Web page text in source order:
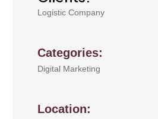
Logistic Company
Categories:
Digital Marketing
Location: